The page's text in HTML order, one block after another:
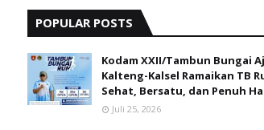
POPULAR POSTS
Kodam XXII/Tambun Bungai
Kalteng-Kalsel Ramaikan TB
Sehat, Bersatu, dan Penuh
Juli 25, 2026